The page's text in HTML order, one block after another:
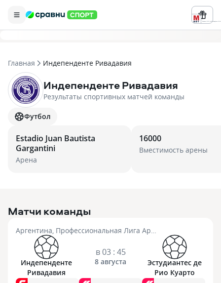
Реклама ООО «БК «Марафон» ИНН
Главная Индепенденте Ривадавия
Индепенденте Ривадавия
Результаты спортивных матчей команды
Футбол
Estadio Juan Bautista
Gargantini
Арена
16000
Вместимость арены
Матчи команды
Аргентина, Профессиональная Лига Аргентины
Индепенденте
Ривадавия
в 03 : 45
8 августа
Эстудиантес де
Рио Куарто